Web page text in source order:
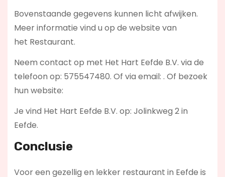
Bovenstaande gegevens kunnen licht afwijken.
Meer informatie vind u op de website van
het Restaurant.
Neem contact op met Het Hart Eefde B.V. via de
telefoon op: 575547480. Of via email: . Of bezoek
hun website:
Je vind Het Hart Eefde B.V. op: Jolinkweg 2 in
Eefde.
Conclusie
Voor een gezellig en lekker restaurant in Eefde is